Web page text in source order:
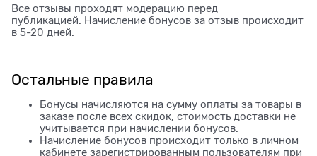
Все отзывы проходят модерацию перед
публикацией. Начисление бонусов за отзыв происходит
в 5-20 дней.
Остальные правила
Бонусы начисляются на сумму оплаты за товары в
заказе после всех скидок, стоимость доставки не
учитывается при начислении бонусов.
Начисление бонусов происходит только в личном
кабинете зарегистрированным пользователям при